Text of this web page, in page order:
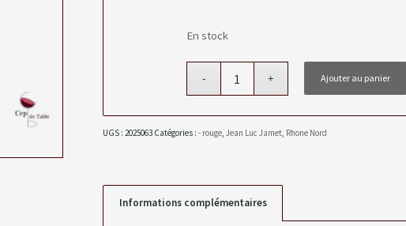
En stock
Ajouter au panier
UGS : 2025063 Catégories : - rouge, Jean Luc Jamet, Rhone Nord
Informations complémentaires